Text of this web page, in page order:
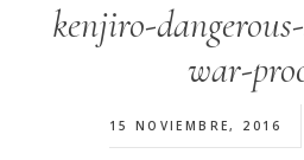
kenjiro-
war-
15 NOVIEMBRE, 2016